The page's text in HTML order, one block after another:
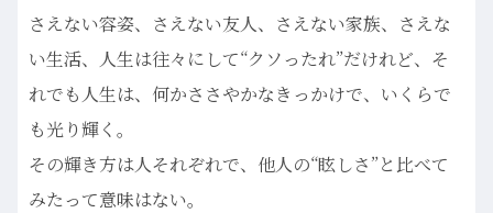
さえない容姿、さえない友人、さえない家族、さえな
い生活、人生は往々にして“クソったれ”だけれど、そ
れでも人生は、何かささやかなきっかけで、いくらで
も光り輝く。
その輝き方は人それぞれで、他人の“眩しさ”と比べて
みたって意味はない。